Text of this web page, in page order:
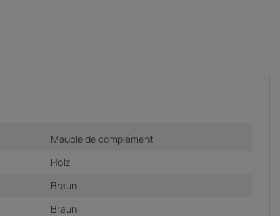
Meuble de complément
Holz
Braun
Braun